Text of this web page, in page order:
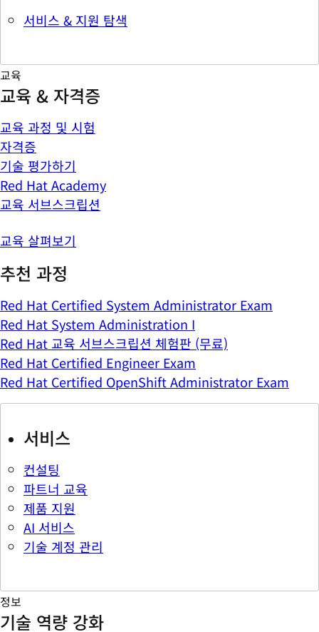
서비스 & 지원 탐색
교육
교육 & 자격증
교육 과정 및 시험
자격증
기술 평가하기
Red Hat Academy
교육 서브스크립션
교육 살펴보기
추천 과정
Red Hat Certified System Administrator Exam
Red Hat System Administration I
Red Hat 교육 서브스크립션 체험판 (무료)
Red Hat Certified Engineer Exam
Red Hat Certified OpenShift Administrator Exam
서비스
컨설팅
파트너 교육
제품 지원
AI 서비스
기술 계정 관리
정보
기술 역량 강화